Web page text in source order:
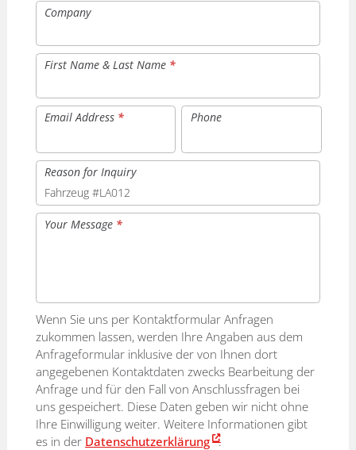
Company
First Name & Last Name *
Email Address * Phone
Reason for Inquiry
Your Message *
Wenn Sie uns per Kontaktformular Anfragen
zukommen lassen, werden Ihre Angaben aus dem
Anfrageformular inklusive der von Ihnen dort
angegebenen Kontaktdaten zwecks Bearbeitung der
Anfrage und für den Fall von Anschlussfragen bei
uns gespeichert. Diese Daten geben wir nicht ohne
Ihre Einwilligung weiter. Weitere Informationen gibt
es in der Datenschutzerklärung .